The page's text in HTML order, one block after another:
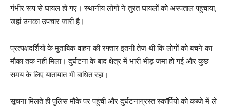
गंभीर रूप से घायल हो गए। स्थानीय लोगों ने तुरंत घायलों को अस्पताल पहुंचाया,
जहां उनका उपचार जारी है।
प्रत्यक्षदर्शियों के मुताबिक वाहन की रफ्तार इतनी तेज थी कि लोगों को बचने का
मौका तक नहीं मिला। दुर्घटना के बाद क्षेत्र में भारी भीड़ जमा हो गई और कुछ
समय के लिए यातायात भी बाधित रहा।
सूचना मिलते ही पुलिस मौके पर पहुंची और दुर्घटनाग्रस्त स्कॉर्पियो को कब्जे में ले